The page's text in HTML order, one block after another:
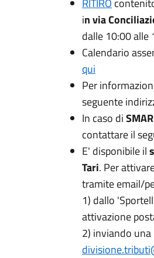
RITIRO
in via
dalle 10:00 alle
Calendario
qui
Per
seguente
In caso di
contattare il
E' disponibile il
Tari. Per
tramite email/
1) dallo
attivazione
2) inviando